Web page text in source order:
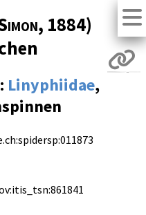
, 1884)
: Linyphiidae,